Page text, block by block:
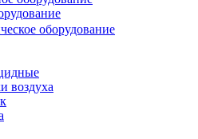
оборудование
воздуха